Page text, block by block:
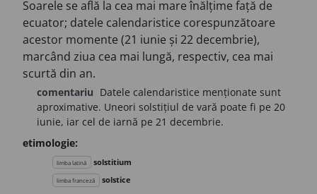
Soarele se află la cea mai mare înălțime față de
ecuator; datele calendaristice corespunzătoare
acestor momente (21 iunie și 22 decembrie),
marcând ziua cea mai lungă, respectiv, cea mai
scurtă din an.
comentariu Datele calendaristice menționate sunt
aproximative. Uneori solstițiul de vară poate fi pe 20
iunie, iar cel de iarnă pe 21 decembrie.
etimologie:
limba latină solstitium
limba franceză solstice